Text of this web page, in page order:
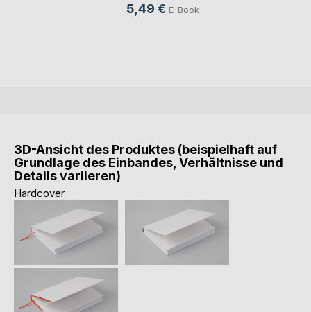
5,49 € E-Book
3D-Ansicht des Produktes (beispielhaft auf
Grundlage des Einbandes, Verhältnisse und
Details variieren)
Hardcover